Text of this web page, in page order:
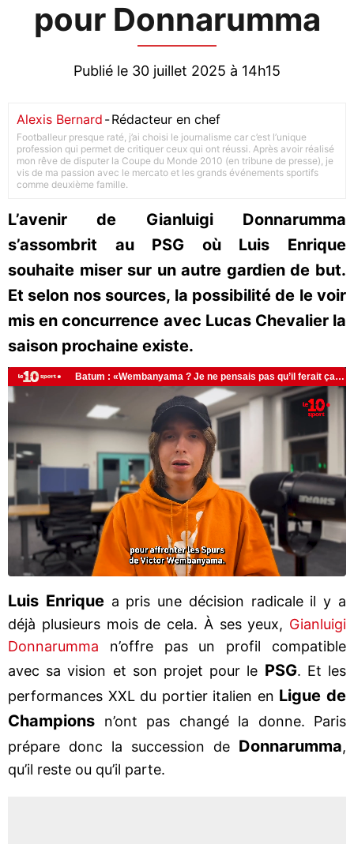
pour Donnarumma
Publié le 30 juillet 2025 à 14h15
Alexis Bernard -Rédacteur en chef
Footballeur presque raté, j’ai choisi le journalisme car c’est l’unique
profession qui permet de critiquer ceux qui ont réussi. Après avoir réalisé
mon rêve de disputer la Coupe du Monde 2010 (en tribune de presse), je
vis de ma passion avec le mercato et les grands événements sportifs
comme deuxième famille.
L’avenir de Gianluigi Donnarumma
s’assombrit au PSG où Luis Enrique
souhaite miser sur un autre gardien de but.
Et selon nos sources, la possibilité de le voir
mis en concurrence avec Lucas Chevalier la
saison prochaine existe.
Luis Enriquea pris une décision radicale il y a
déjà plusieurs mois de cela. À ses yeux, Gianluigi
Donnarumma n’offre pas un profil compatible
avec sa vision et son projet pour le PSG. Et les
performances XXL du portier italien en Ligue de
Champions n’ont pas changé la donne. Paris
prépare donc la succession de Donnarumma,
qu’il reste ou qu’il parte.